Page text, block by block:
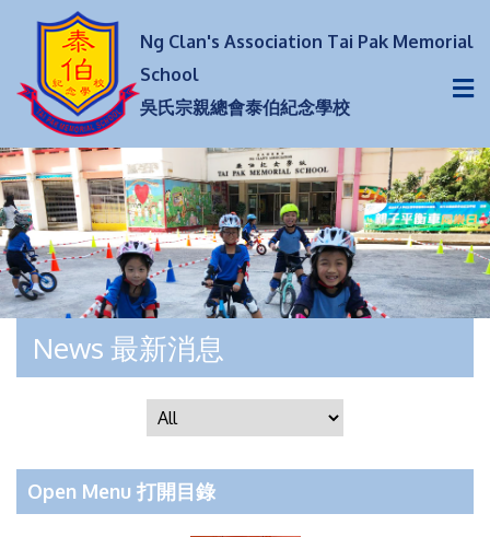
Ng Clan's Association Tai Pak Memorial
School
吳氏宗親總會泰伯紀念學校
News 最新消息
Open Menu 打開目錄